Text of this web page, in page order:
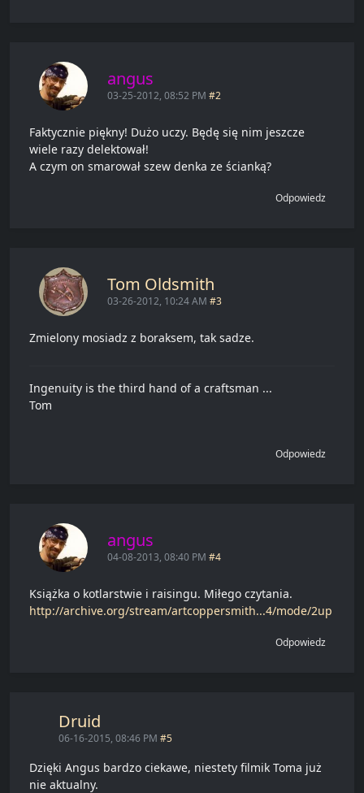
angus
03-25-2012, 08:52 PM #2
Faktycznie piękny! Dużo uczy. Będę się nim jeszcze
wiele razy delektował!
A czym on smarował szew denka ze ścianką?
Odpowiedz
Tom Oldsmith
03-26-2012, 10:24 AM #3
Zmielony mosiadz z boraksem, tak sadze.
Ingenuity is the third hand of a craftsman ...
Tom
Odpowiedz
angus
04-08-2013, 08:40 PM #4
Książka o kotlarstwie i raisingu. Miłego czytania.
http://archive.org/stream/artcoppersmith...4/mode/2up
Odpowiedz
Druid
06-16-2015, 08:46 PM #5
Dzięki Angus bardzo ciekawe, niestety filmik Toma już
nie aktualny.